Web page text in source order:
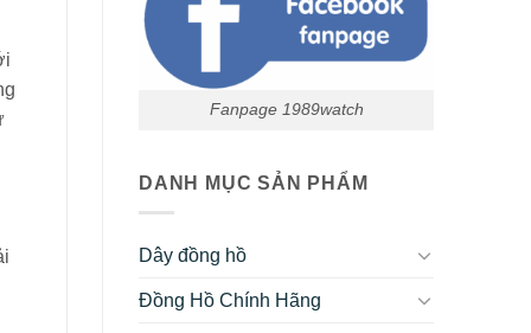
Fanpage 1989watch
DANH MỤC SẢN PHẨM
Dây đồng hồ
Đồng Hồ Chính Hãng